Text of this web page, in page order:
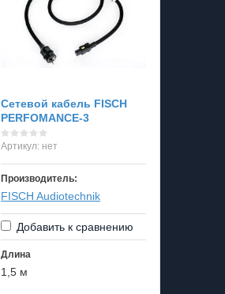
Сетевой кабель FISCH
PERFOMANCE-3
Артикул: нет
Производитель:
FISCH Audiotechnik
Добавить к сравнению
Длина
1,5 м